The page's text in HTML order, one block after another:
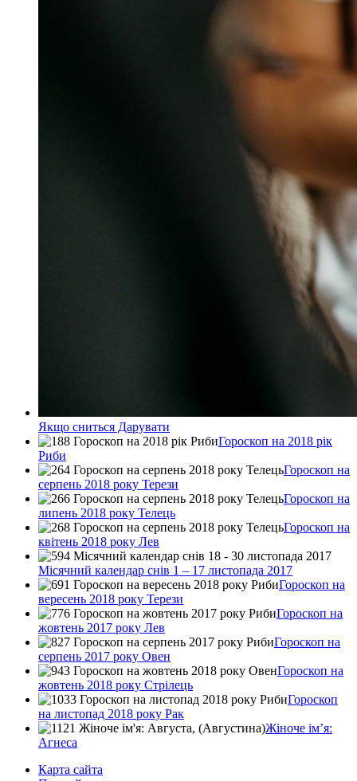
Якщо сниться Дарувати
Гороскоп на 2018 рік
Риби
Гороскоп на
серпень 2018 року Терези
Гороскоп на
липень 2018 року Телець
Гороскоп на
квітень 2018 року Лев
Місячний календар снів 1 – 17 листопада 2017
Гороскоп на
вересень 2018 року Терези
Гороскоп на
жовтень 2017 року Лев
Гороскоп на
серпень 2017 року Овен
Гороскоп на
жовтень 2018 року Стрілець
Гороскоп
на листопад 2018 року Рак
Жіноче ім’я:
Агнеса
Карта сайта